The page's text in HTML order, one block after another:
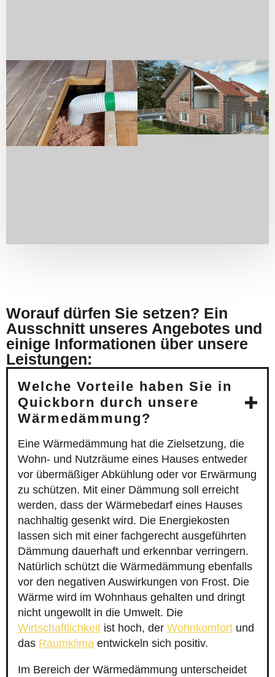
Worauf dürfen Sie setzen? Ein
Ausschnitt unseres Angebotes und
einige Informationen über unsere
Leistungen:
Welche Vorteile haben Sie in
Quickborn durch unsere
Wärmedämmung?
Eine Wärmedämmung hat die Zielsetzung, die
Wohn- und Nutzräume eines Hauses entweder
vor übermäßiger Abkühlung oder vor Erwärmung
zu schützen. Mit einer Dämmung soll erreicht
werden, dass der Wärmebedarf eines Hauses
nachhaltig gesenkt wird. Die Energiekosten
lassen sich mit einer fachgerecht ausgeführten
Dämmung dauerhaft und erkennbar verringern.
Natürlich schützt die Wärmedämmung ebenfalls
vor den negativen Auswirkungen von Frost. Die
Wärme wird im Wohnhaus gehalten und dringt
nicht ungewollt in die Umwelt. Die
Wirtschaftlichkeit ist hoch, der Wohnkomfort und
das Raumklima entwickeln sich positiv.
Im Bereich der Wärmedämmung unterscheidet